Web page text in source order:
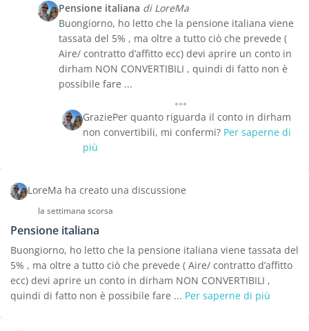
Pensione italiana di LoreMa
Buongiorno, ho letto che la pensione italiana viene
tassata del 5% , ma oltre a tutto ciò che prevede (
Aire/ contratto d’affitto ecc) devi aprire un conto in
dirham NON CONVERTIBILI , quindi di fatto non è
possibile fare ...
GraziePer quanto riguarda il conto in dirham
non convertibili, mi confermi? Per saperne di
più
LoreMa ha creato una discussione
la settimana scorsa
Pensione italiana
Buongiorno, ho letto che la pensione italiana viene tassata del
5% , ma oltre a tutto ciò che prevede ( Aire/ contratto d’affitto
ecc) devi aprire un conto in dirham NON CONVERTIBILI ,
quindi di fatto non è possibile fare ... Per saperne di più